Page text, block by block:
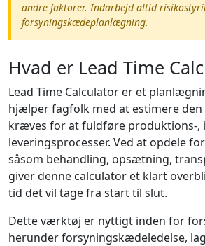
andre faktorer. Indarbejd altid
forsyningskædeplanlægning.
Hvad er Lead Time
Lead Time Calculator er et
hjælper fagfolk med at estimere den
kræves for at fuldføre produktions-,
leveringsprocesser. Ved at opdele
såsom behandling, opsætning,
giver denne calculator et klart
tid det vil tage fra start til slut.
Dette værktøj er nyttigt inden for
herunder forsyningskædeledelse,